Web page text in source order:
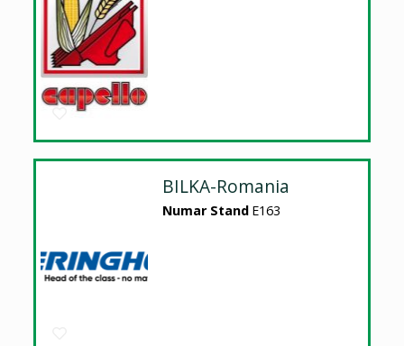
BILKA-Romania
Numar Stand E163